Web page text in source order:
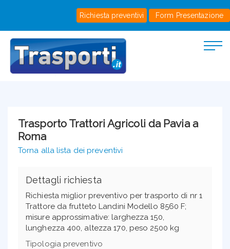
Richiesta preventivi Form Presentazione
Trasporto Trattori Agricoli da Pavia a
Roma
Torna alla lista dei preventivi
Dettagli richiesta
Richiesta miglior preventivo per trasporto di nr 1
Trattore da frutteto Landini Modello 8560 F;
misure approssimative: larghezza 150,
lunghezza 400, altezza 170, peso 2500 kg
Tipologia preventivo